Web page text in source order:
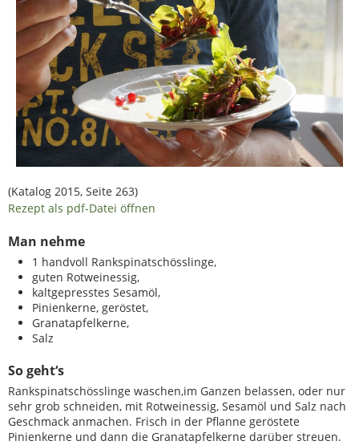
(Katalog 2015, Seite 263)
Rezept als pdf-Datei öffnen
Man nehme
1 handvoll Rankspinatschösslinge,
guten Rotweinessig,
kaltgepresstes Sesamöl,
Pinienkerne, geröstet,
Granatapfelkerne,
Salz
So geht‘s
Rankspinatschösslinge waschen,im Ganzen belassen, oder nur
sehr grob schneiden, mit Rotweinessig, Sesamöl und Salz nach
Geschmack anmachen. Frisch in der Pflanne geröstete
Pinienkerne und dann die Granatapfelkerne darüber streuen.